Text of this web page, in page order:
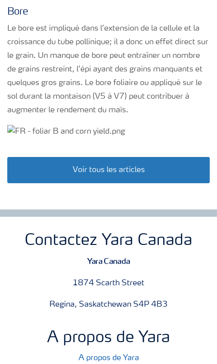
Bore
Le bore est impliqué dans l’extension de la cellule et la
croissance du tube pollinique; il a donc un effet direct sur
le grain. Un manque de bore peut entraîner un nombre
de grains restreint, l’épi ayant des grains manquants et
quelques gros grains. Le bore foliaire ou appliqué sur le
sol durant la montaison (V5 à V7) peut contribuer à
augmenter le rendement du maïs.
Voir tous les articles
Contactez Yara Canada
Yara Canada
1874 Scarth Street
Regina, Saskatchewan S4P 4B3
A propos de Yara
A propos de Yara